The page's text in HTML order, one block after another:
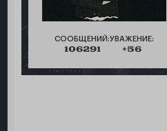
СООБЩЕНИЙ:
106291
УВАЖЕНИЕ:
+56